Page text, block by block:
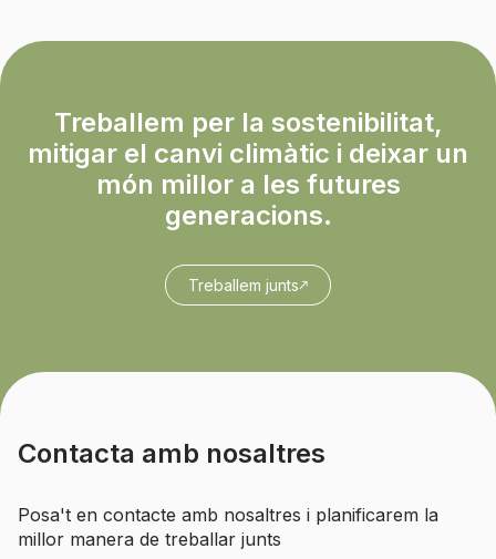
Treballem per la sostenibilitat,
mitigar el canvi climàtic i deixar un
món millor a les futures
generacions.
Treballem junts
Contacta amb nosaltres
Posa't en contacte amb nosaltres i planificarem la
millor manera de treballar junts